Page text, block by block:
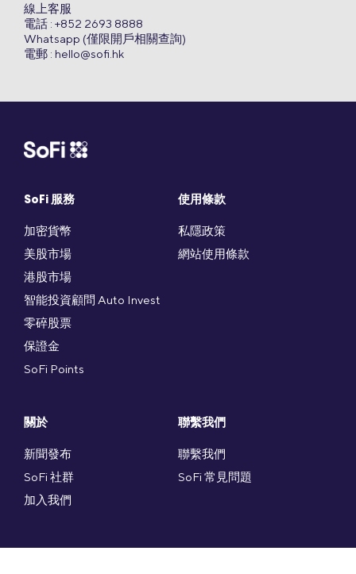
SoFi 服務
加密貨幣
美股市場
港股市場
智能投資顧問 Auto Invest
零碎股票
保證金
SoFi Points
使用條款
私隱政策
網站使用條款
關於
新聞發布
SoFi 社群
加入我們
聯繫我們
聯繫我們
SoFi 常見問題
線上客服
電話 : +852 2693 8888
Whatsapp (僅限開戶相關查詢)
電郵 : hello@sofi.hk